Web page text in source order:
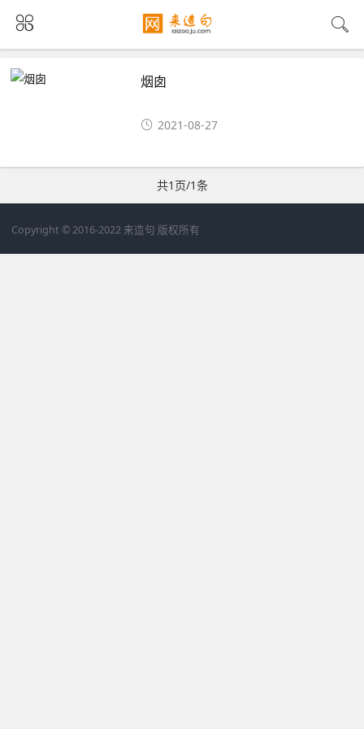
烟囱
2021-08-27
共1页/1条
Copyright © 2016-2022 来造句 版权所有